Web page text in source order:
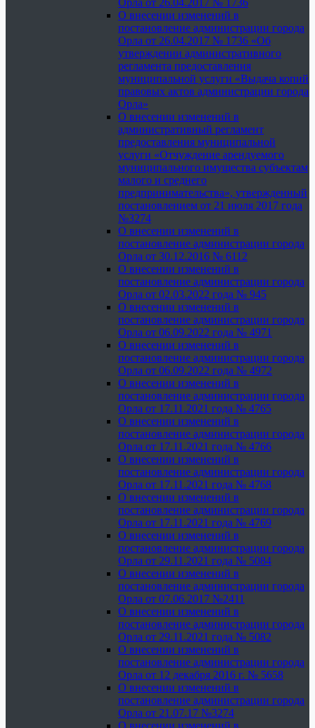
Орла от 26.04.2017 № 1736
О внесении изменений в
постановление администрации города
Орла от 26.04.2017 № 1736 «Об
утверждении административного
регламента предоставления
муниципальной услуги «Выдача копий
правовых актов администрации города
Орла»
О внесении изменений в
административный регламент
предоставления муниципальной
услуги «Отчуждение арендуемого
муниципального имущества субъектам
малого и среднего
предпринимательства», утвержденный
постановлением от 21 июля 2017 года
№3274
О внесении изменений в
постановление администрации города
Орла от 30.12.2016 № 6112
О внесении изменений в
постановление администрации города
Орла от 02.03.2022 года № 945
О внесении изменений в
постановление администрации города
Орла от 06.09.2022 года № 4971
О внесении изменений в
постановление администрации города
Орла от 06.09.2022 года № 4972
О внесении изменений в
постановление администрации города
Орла от 17.11.2021 года № 4765
О внесении изменений в
постановление администрации города
Орла от 17.11.2021 года № 4766
О внесении изменений в
постановление администрации города
Орла от 17.11.2021 года № 4768
О внесении изменений в
постановление администрации города
Орла от 17.11.2021 года № 4769
О внесении изменений в
постановление администрации города
Орла от 29.11.2021 года № 5084
О внесении изменений в
постановление администрации города
Орла от 07.06.2017 №2411
О внесении изменений в
постановление администрации города
Орла от 29.11.2021 года № 5082
О внесении изменений в
постановление администрации города
Орла от 12 декабря 2016 г. № 5658
О внесении изменений в
постановление администрации города
Орла от 21.07.17 №3274
О внесении изменений в